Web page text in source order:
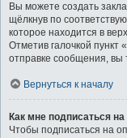
Вы можете создать
щёлкнув по
которое находится в
Отметив галочкой
отправке сообщения, вы
Вернуться к началу
Как мне подписаться
Чтобы подписаться на